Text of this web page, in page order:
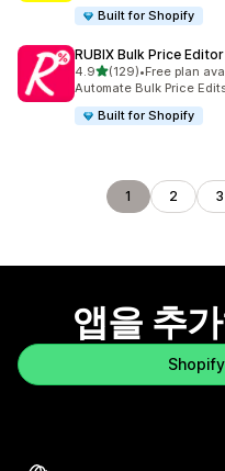
Built for Shopify
RUBIX Bulk Price Editor
4.9별 5개 중
(129)
총 리뷰 129개
•Free plan
Automate Bulk Price
Built for Shopify
1 2 3
앱을 추